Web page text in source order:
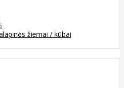
žiemai / kūbai